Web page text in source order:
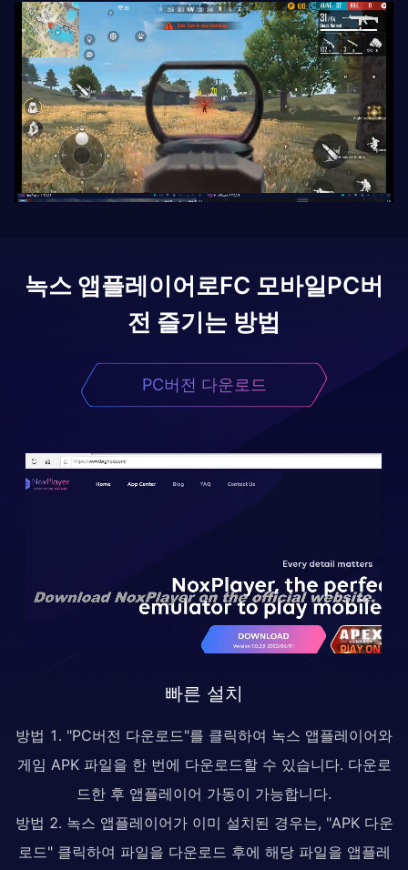
녹스 앱플레이어로FC 모바일PC버
전 즐기는 방법
PC버전 다운로드
빠른 설치
방법 1. "PC버전 다운로드"를 클릭하여 녹스 앱플레이어와
게임 APK 파일을 한 번에 다운로드할 수 있습니다. 다운로
드한 후 앱플레이어 가동이 가능합니다.
방법 2. 녹스 앱플레이어가 이미 설치된 경우는, "APK 다운
로드" 클릭하여 파일을 다운로드 후에 해당 파일을 앱플레